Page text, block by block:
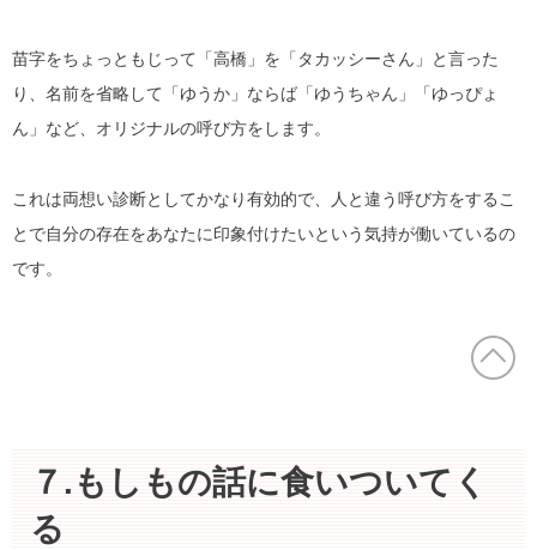
苗字をちょっともじって「高橋」を「タカッシーさん」と言った
り、名前を省略して「ゆうか」ならば「ゆうちゃん」「ゆっぴょ
ん」など、オリジナルの呼び方をします。
これは両想い診断としてかなり有効的で、人と違う呼び方をするこ
とで自分の存在をあなたに印象付けたいという気持が働いているの
です。
７.もしもの話に食いついてく
る